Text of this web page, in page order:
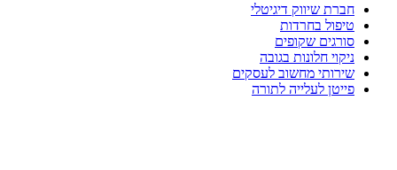
חברת שיווק דיגיטלי
טיפול בחרדות
סורגים שקופים
ניקוי חלונות בגובה
שירותי מחשוב לעסקים
פייטן לעלייה לתורה